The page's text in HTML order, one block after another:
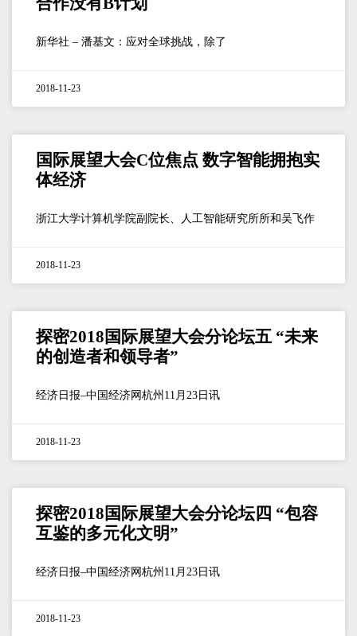
新华社 – 潘基文：应对全球挑战，除了
2018-11-23
国际展望大会C位焦点 数字智能拥抱实
体经济
浙江大学计算机学院副院长、人工智能研究所所和吴飞作
2018-11-23
探密2018国际展望大会分论坛五 “未来
的创造者和领导者”
经济日报–中国经济网杭州11月23日讯
2018-11-23
探密2018国际展望大会分论坛四 “包容
互鉴的多元化文明”
经济日报–中国经济网杭州11月23日讯
2018-11-23